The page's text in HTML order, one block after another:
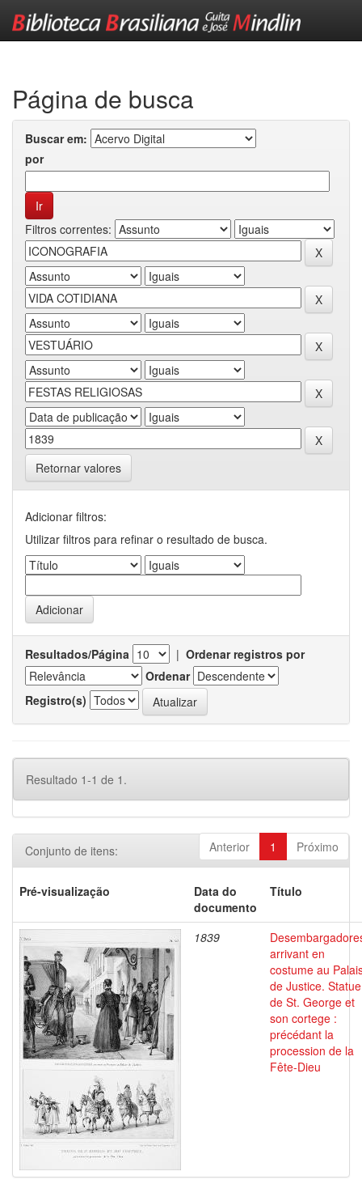
Página de busca
Buscar em:
por
Filtros correntes:
Retornar valores
Adicionar filtros:
Utilizar filtros para refinar o resultado de busca.
Resultados/Página | Ordenar registros por
Ordenar
Registro(s)
Resultado 1-1 de 1.
Anterior 1 Próximo
Conjunto de itens:
Pré-visualização
Data do
documento
Título
1839
arrivant en
costume au
de Justice. Statue
de St. George et
son cortege :
précédant la
procession de la
Fête-Dieu